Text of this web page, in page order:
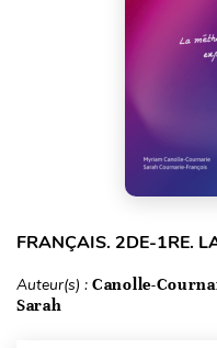
FRANÇAIS. 2DE-1RE.
Auteur(s) : Canolle-
Sarah